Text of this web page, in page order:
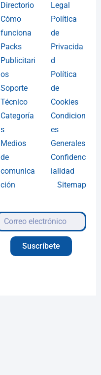
Directorio
Cómo
funciona
Packs
Publicitari
os
Soporte
Técnico
Categoría
s
Medios
de
comunica
ción
Legal
Política
de
Privacida
d
Política
de
Cookies
Condicion
es
Generales
Confidenc
ialidad
Sitemap
Suscríbete